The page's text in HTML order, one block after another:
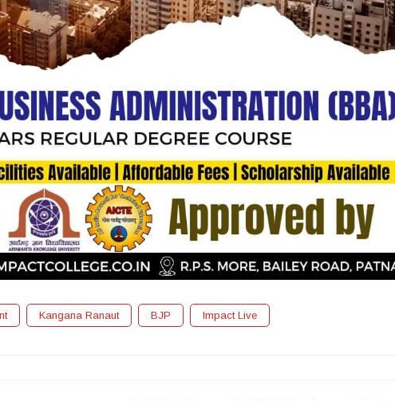
Kangana Ranaut BJP Impact Live